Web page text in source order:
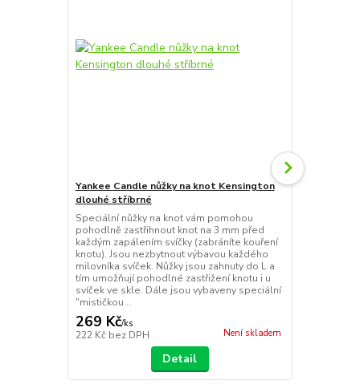
Yankee Candle nůžky na knot Kensington
dlouhé stříbrné
Speciální nůžky na knot vám pomohou
pohodlně zastřihnout knot na 3 mm před
každým zapálením svíčky (zabráníte kouření
knotu). Jsou nezbytnout výbavou každého
milovníka svíček. Nůžky jsou zahnuty do L a
tím umožňují pohodlné zastřižení knotu i u
svíček ve skle. Dále jsou vybaveny speciální
"mističkou...
269 Kč/ks
222 Kč bez DPH Není skladem
Detail